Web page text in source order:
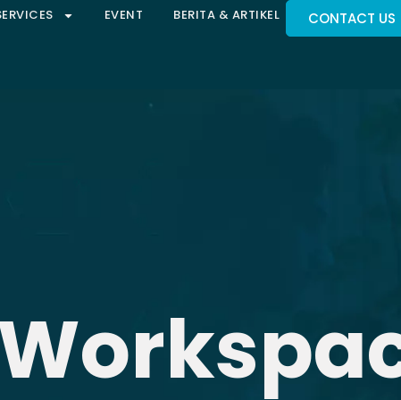
EVENT BERITA & ARTIKEL CONTACT US